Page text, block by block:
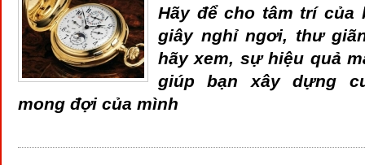
Hãy để cho tâm trí của
giây nghỉ ngơi, thư
hãy xem, sự hiệu quả
giúp bạn xây dựng
mong đợi của mình